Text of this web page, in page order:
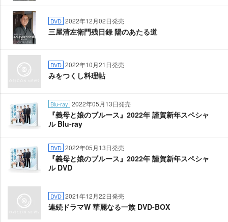
DVD 2022年12月02日発売
三屋清左衛門残日録 陽のあたる道
DVD 2022年10月21日発売
みをつくし料理帖
Blu-ray 2022年05月13日発売
『義母と娘のブルース』2022年 謹賀新年スペシャ
ル Blu-ray
DVD 2022年05月13日発売
『義母と娘のブルース』2022年 謹賀新年スペシャ
ル DVD
DVD 2021年12月22日発売
連続ドラマW 華麗なる一族 DVD-BOX